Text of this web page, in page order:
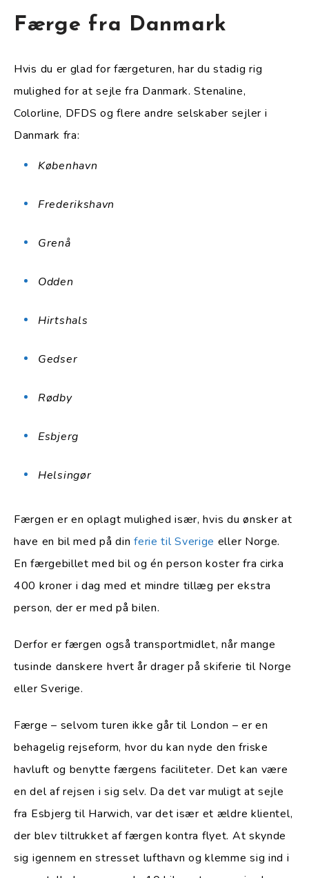
Færge fra Danmark
Hvis du er glad for færgeturen, har du stadig rig
mulighed for at sejle fra Danmark. Stenaline,
Colorline, DFDS og flere andre selskaber sejler i
Danmark fra:
København
Frederikshavn
Grenå
Odden
Hirtshals
Gedser
Rødby
Esbjerg
Helsingør
Færgen er en oplagt mulighed især, hvis du ønsker at
have en bil med på dinferie til Sverige eller Norge.
En færgebillet med bil og én person koster fra cirka
400 kroner i dag med et mindre tillæg per ekstra
person, der er med på bilen.
Derfor er færgen også transportmidlet, når mange
tusinde danskere hvert år drager på skiferie til Norge
eller Sverige.
Færge – selvom turen ikke går til London – er en
behagelig rejseform, hvor du kan nyde den friske
havluft og benytte færgens faciliteter. Det kan være
en del af rejsen i sig selv. Da det var muligt at sejle
fra Esbjerg til Harwich, var det især et ældre klientel,
der blev tiltrukket af færgen kontra flyet. At skynde
sig igennem en stresset lufthavn og klemme sig ind i